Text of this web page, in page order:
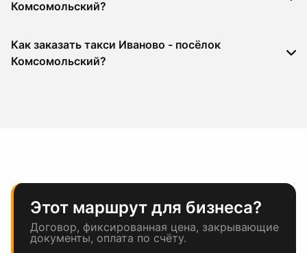
Комсомольский?
Как заказать такси Иваново - посёлок
Комсомольский?
Этот маршрут для бизнеса?
Договор, фиксированная цена, закрывающие
документы, оплата по счёту.